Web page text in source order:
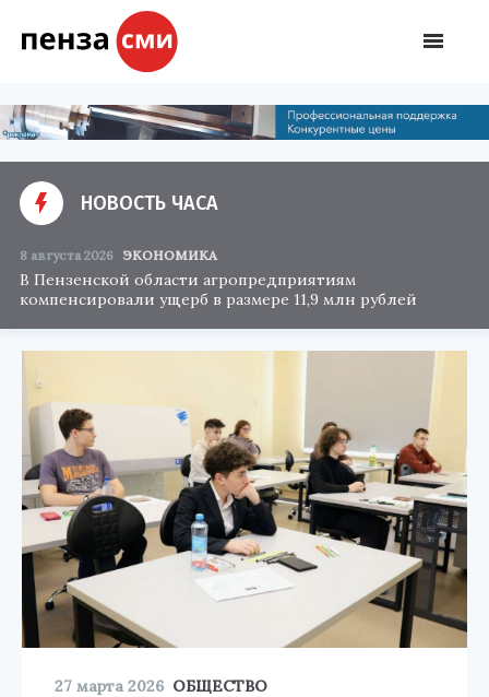
НОВОСТЬ ЧАСА
8 августа 2026 ЭКОНОМИКА
В Пензенской области агропредприятиям
компенсировали ущерб в размере 11,9 млн рублей
27 марта 2026 ОБЩЕСТВО